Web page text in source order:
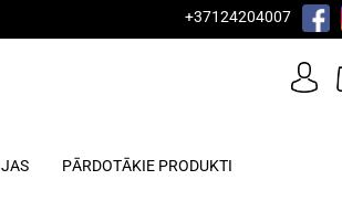
+37124204007
PĀRDOTĀKIE PRODUKTI